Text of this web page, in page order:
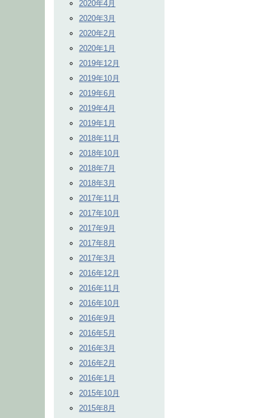
2020年4月
2020年3月
2020年2月
2020年1月
2019年12月
2019年10月
2019年6月
2019年4月
2019年1月
2018年11月
2018年10月
2018年7月
2018年3月
2017年11月
2017年10月
2017年9月
2017年8月
2017年3月
2016年12月
2016年11月
2016年10月
2016年9月
2016年5月
2016年3月
2016年2月
2016年1月
2015年10月
2015年8月